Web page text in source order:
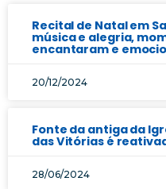
Recital de Natal em
música e alegria,
encantaram e
20/12/2024
Fonte da antiga da
das Vitórias é
28/06/2024